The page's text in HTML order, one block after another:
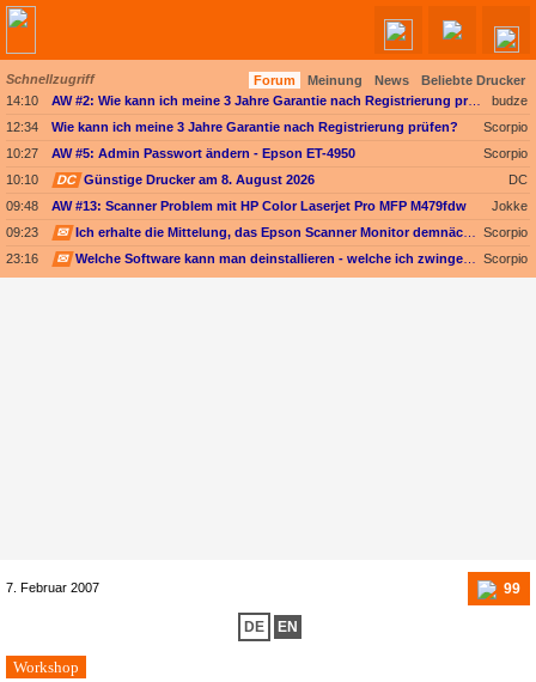
Schnellzugriff Forum Meinung News
Beliebte Drucker
14:10
AW #2: Wie kann ich meine 3 Jahre Garantie nach Registrierung prüfen?
budze
12:34
Wie kann ich meine 3 Jahre Garantie nach Registrierung prüfen?
Scorpio
10:27
AW #5: Admin Passwort ändern - Epson ET-4950
Scorpio
10:10
DC Günstige Drucker am 8. August 2026
DC
09:48
AW #13: Scanner Problem mit HP Color Laserjet Pro MFP M479fdw
Jokke
09:23
✉
Scorpio
23:16
✉ Scorpio
7. Februar 2007 99
DE EN
Workshop
Angebote werden geladen...